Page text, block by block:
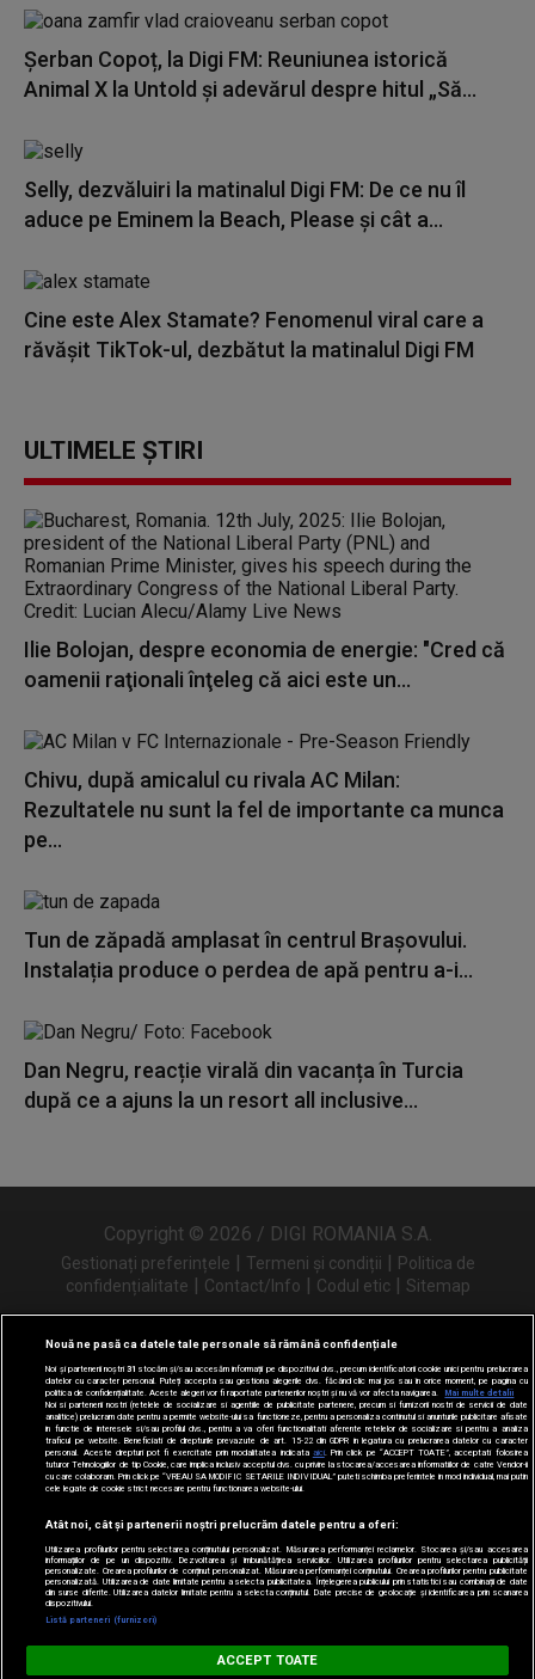
Digi FM
digifm.ro DESCARCĂ
Șerban Copoț, la Digi FM: Reuniunea istorică
Animal X la Untold și adevărul despre hitul „Să...
Selly, dezvăluiri la matinalul Digi FM: De ce nu îl
aduce pe Eminem la Beach, Please și cât a...
Cine este Alex Stamate? Fenomenul viral care a
răvășit TikTok-ul, dezbătut la matinalul Digi FM
ULTIMELE ȘTIRI
Ilie Bolojan, despre economia de energie: "Cred că
oamenii raţionali înţeleg că aici este un...
Chivu, după amicalul cu rivala AC Milan:
Rezultatele nu sunt la fel de importante ca munca
pe...
Tun de zăpadă amplasat în centrul Brașovului.
Instalația produce o perdea de apă pentru a-i...
Dan Negru, reacție virală din vacanța în Turcia
după ce a ajuns la un resort all inclusive...
Copyright © 2026 / DIGI ROMANIA S.A.
Gestionați preferințele | Termeni și condiții | Politica de
confidențialitate | Contact/Info | Codul etic | Sitemap
Urmărește-ne și pe
Nouă ne pasă ca datele tale personale să rămână confidențiale
Noi și partenerii noștri31 stocăm și/sau accesăm informații pe dispozitivul dvs., precum identificatorii cookie unici pentru prelucrarea
datelor cu caracter personal. Puteți accepta sau gestiona alegerile dvs. făcând clic mai jos sau în orice moment, pe pagina cu
politica de confidențialitate. Aceste alegeri vor fi raportate partenerilor noștri și nu vă vor afecta navigarea.
Mai multe detalii
Noi si partenerii nostri (retelele de socializare si agentiile de publicitate partenere, precum si furnizorii nostri de servicii de date
analitice) prelucram date pentru a permite website-ului sa functioneze, pentru a personaliza continutul si anunturile publicitare afisate
in functie de interesele si/sau profilul dvs., pentru a va oferi functionalitati aferente retelelor de socializare si pentru a analiza
traficul pe website. Beneficiati de drepturile prevazute de art. 15-22 din GDPR in legatura cu prelucrarea datelor cu caracter
personal. Aceste drepturi pot fi exercitate prin modalitatea indicata aici. Prin click pe “ACCEPT TOATE”, acceptati folosirea
tuturor Tehnologiilor de tip Cookie, care implica inclusiv acceptul dvs. cu privire la stocarea/accesarea informatiilor de catre Vendor-ii
cu care colaboram. Prin click pe “VREAU SA MODIFIC SETARILE INDIVIDUAL” puteti schimba preferintele in mod individual, mai putin
cele legate de cookie strict necesare pentru functionarea website-ului.
Atât noi, cât și partenerii noștri prelucrăm datele pentru a oferi:
Utilizarea profilurilor pentru selectarea conținutului personalizat. Măsurarea performanței reclamelor. Stocarea și/sau accesarea
informațiilor de pe un dispozitiv. Dezvoltarea și îmbunătățirea serviciilor. Utilizarea profilurilor pentru selectarea publicității
personalizate. Crearea profilurilor de conținut personalizat. Măsurarea performanței conținutului. Crearea profilurilor pentru publicitate
personalizată. Utilizarea de date limitate pentru a selecta publicitatea. Înțelegerea publicului prin statistici sau combinații de date
din surse diferite. Utilizarea datelor limitate pentru a selecta conținutul. Date precise de geolocație și identificarea prin scanarea
dispozitivului.
Listă parteneri (furnizori)
ACCEPT TOATE